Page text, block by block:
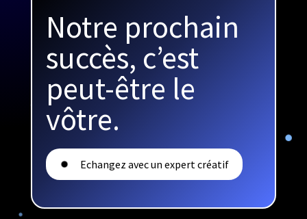
Notre prochain
succès, c’est
peut-être le
vôtre.
Echangez avec un expert créatif